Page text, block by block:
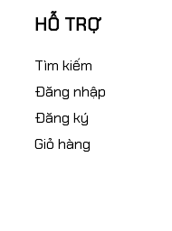
HỖ TRỢ
Tìm kiếm
Đăng nhập
Đăng ký
Giỏ hàng